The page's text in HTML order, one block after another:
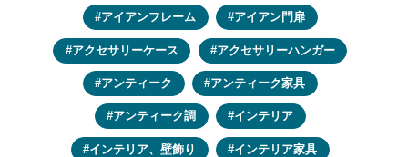
アイアンフレーム アイアン門扉
アクセサリーケース アクセサリーハンガー
アンティーク アンティーク家具
アンティーク調 インテリア
インテリア、壁飾り インテリア家具